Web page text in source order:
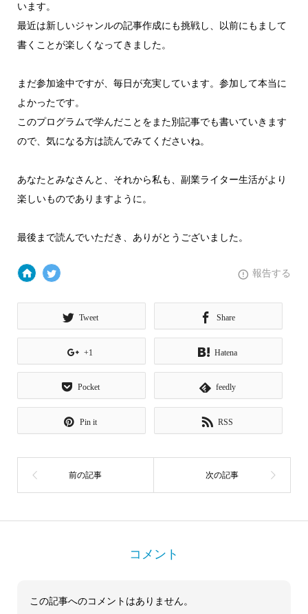
います。
最近は新しいジャンルの記事作成にも挑戦し、以前にもまして
書くことが楽しくなってきました。
まだ参加途中ですが、毎日が充実しています。参加して本当に
よかったです。
このプログラムで学んだことをまた別記事でも書いていきます
ので、気になる方は読んでみてくださいね。
あなたとみなさんと、それから私も、副業ライター生活がより
楽しいものでありますように。
最後まで読んでいただき、ありがとうございました。
報告する
Tweet Share
+1 Hatena
Pocket feedly
Pin it RSS
コメント
この記事へのコメントはありません。